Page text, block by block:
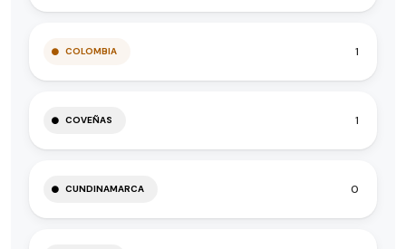
COLOMBIA 1
COVEÑAS 1
CUNDINAMARCA 0